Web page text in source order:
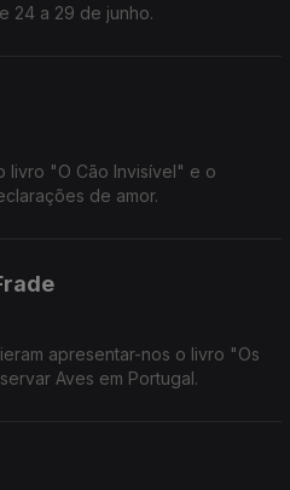
24 a 29 de junho.
livro "O Cão Invisível" e o
de amor.
apresentar-nos o livro "Os
Aves em Portugal.